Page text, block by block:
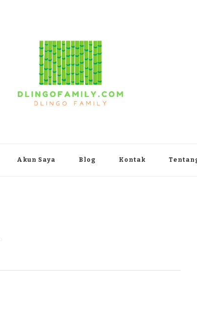
Akun Saya Blog Kontak